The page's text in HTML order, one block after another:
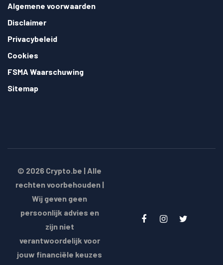
Algemene voorwaarden
Disclaimer
Privacybeleid
Cookies
FSMA Waarschuwing
Sitemap
© 2026 Crypto.be | Alle
rechten voorbehouden |
Wij geven geen
persoonlijk advies en
zijn niet
verantwoordelijk voor
jouw financiële keuzes